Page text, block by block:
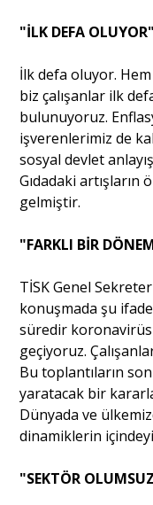
"İLK DEFA OLUYOR"
İlk defa oluyor.
biz çalışanlar ilk
bulunuyoruz.
işverenlerimiz de
sosyal devlet
Gıdadaki artışların
gelmiştir.
"FARKLI BİR
TİSK Genel
konuşmada şu
süredir
geçiyoruz.
Bu toplantıların
yaratacak bir
Dünyada ve
dinamiklerin
"SEKTÖR